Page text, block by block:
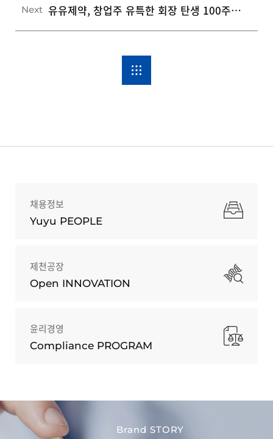
Next 유유제약, 창업주 유특한 회장 탄생 100주년 기념식 개최
채용정보
Yuyu PEOPLE
제천공장
Open INNOVATION
윤리경영
Compliance PROGRAM
Brand STORY